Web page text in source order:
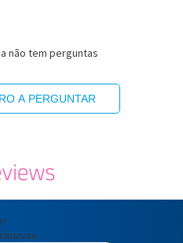
não tem perguntas
A PERGUNTAR